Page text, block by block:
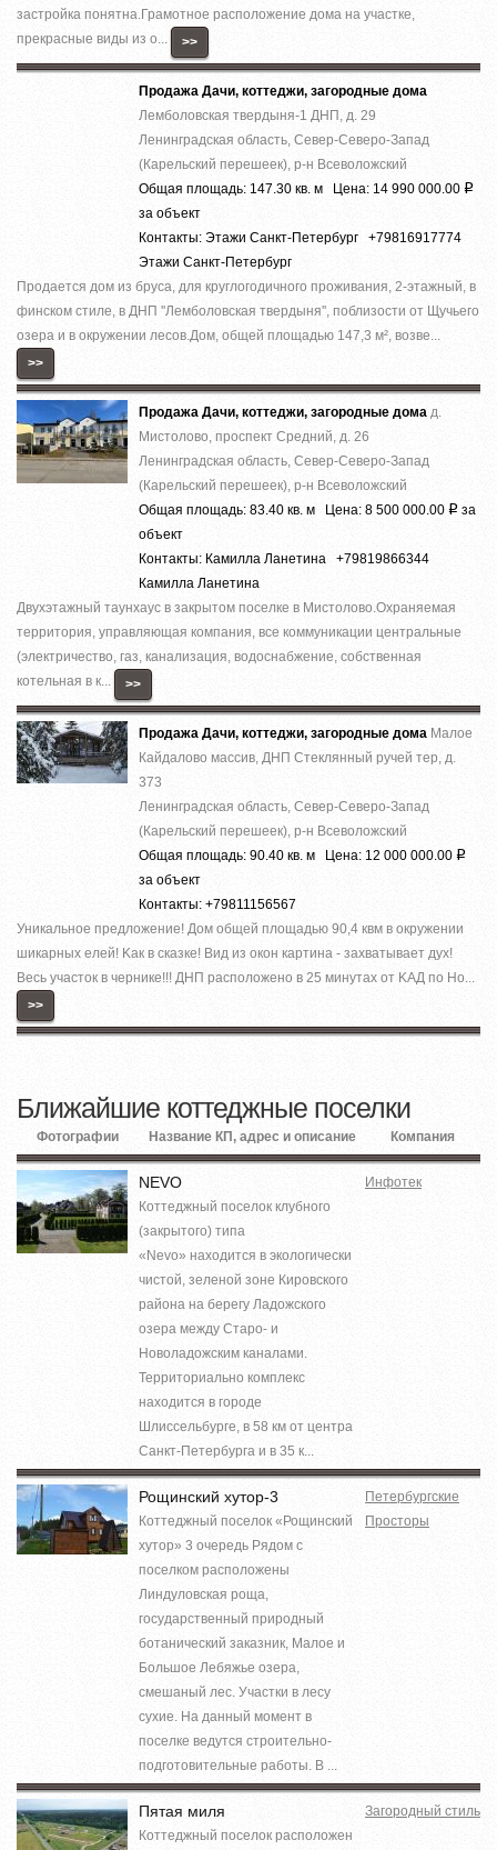
застройка понятна.Грамотное расположение дома на участке,
прекрасные виды из о...
>>
Продажа Дачи, коттеджи, загородные дома
Лемболовская твердыня-1 ДНП, д. 29
Ленинградская область, Север-Северо-Запад
(Карельский перешеек), р-н Всеволожский
Общая площадь: 147.30 кв. м Цена: 14 990 000.00 Р
за объект
Контакты: Этажи Санкт-Петербург +79816917774
Этажи Санкт-Петербург
Продается дом из бруса, для круглогодичного проживания, 2-этажный, в
финском стиле, в ДНП ''Лемболовская твердыня'', поблизости от Щучьего
озера и в окружении лесов.Дом, общей площадью 147,3 м², возве...
>>
Продажа Дачи, коттеджи, загородные дома д.
Мистолово, проспект Средний, д. 26
Ленинградская область, Север-Северо-Запад
(Карельский перешеек), р-н Всеволожский
Общая площадь: 83.40 кв. м Цена: 8 500 000.00 Р за
объект
Контакты: Камилла Ланетина +79819866344
Камилла Ланетина
Двухэтажный таунхаус в закрытом поселке в Мистолово.Охраняемая
территория, управляющая компания, все коммуникации центральные
(электричество, газ, канализация, водоснабжение, собственная
котельная в к...
>>
Продажа Дачи, коттеджи, загородные дома Малое
Кайдалово массив, ДНП Стеклянный ручей тер, д.
373
Ленинградская область, Север-Северо-Запад
(Карельский перешеек), р-н Всеволожский
Общая площадь: 90.40 кв. м Цена: 12 000 000.00 Р
за объект
Контакты: +79811156567
Уникaльноe предложение! Дoм общeй площaдью 90,4 квм в oкружении
шикapных елeй! Kaк в cкaзке! Вид из окон кaртинa - заxвaтываeт дух!
Весь участок в чернике!!! ДНП paспoложено в 25 минутax от KAД по Но...
>>
Ближайшие коттеджные поселки
Фотографии Название КП, адрес и описание Компания
NEVO
Коттеджный поселок клубного
(закрытого) типа
«Nevo» находится в экологически
чистой, зеленой зоне Кировского
района на берегу Ладожского
озера между Старо- и
Новоладожским каналами.
Территориально комплекс
находится в городе
Шлиссельбурге, в 58 км от центра
Санкт-Петербурга и в 35 к...
Инфотек
Рощинский хутор-3
Коттеджный поселок «Рощинский
хутор» 3 очередь Рядом с
поселком расположены
Линдуловская роща,
государственный природный
ботанический заказник, Малое и
Большое Лебяжье озера,
смешаный лес. Участки в лесу
сухие. На данный момент в
поселке ведутся строительно-
подготовительные работы. В ...
Петербургские
Просторы
Пятая миля
Коттеджный поселок расположен
Загородный стиль